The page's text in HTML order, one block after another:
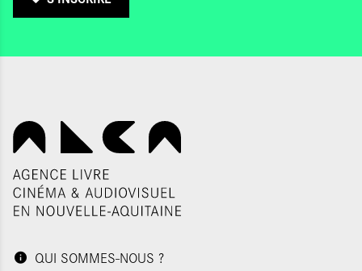
QUI SOMMES-NOUS ?